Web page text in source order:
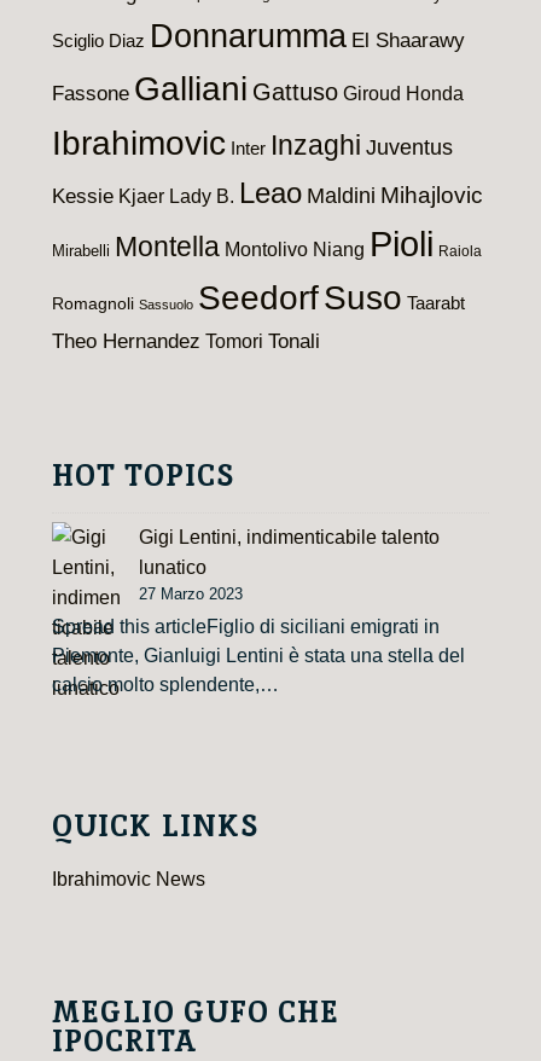
Sciglio Diaz Donnarumma El Shaarawy
Fassone Galliani Gattuso Giroud Honda
Ibrahimovic Inter Inzaghi Juventus
Kessie Kjaer Lady B. Leao Maldini Mihajlovic
Mirabelli Montella Montolivo Niang Pioli Raiola
Romagnoli Sassuolo SeedorfSuso Taarabt
Theo Hernandez Tomori Tonali
HOT TOPICS
Gigi Lentini, indimenticabile talento
lunatico
27 Marzo 2023
Spread this articleFiglio di siciliani emigrati in
Piemonte, Gianluigi Lentini è stata una stella del
calcio molto splendente,…
QUICK LINKS
Ibrahimovic News
MEGLIO GUFO CHE
IPOCRITA